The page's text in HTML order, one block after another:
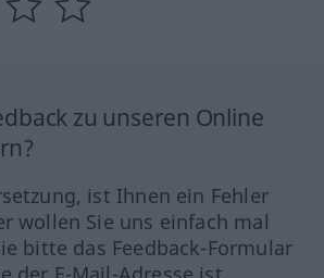
zu unseren Online
ist Ihnen ein Fehler
wollen Sie uns einfach mal
bitte das Feedback-Formular